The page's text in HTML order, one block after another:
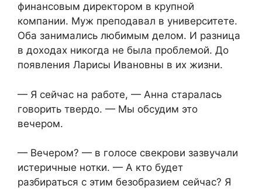
финансовым директором в крупной
компании. Муж преподавал в университете.
Оба занимались любимым делом. И разница
в доходах никогда не была проблемой. До
появления Ларисы Ивановны в их жизни.
— Я сейчас на работе, — Анна старалась
говорить твердо. — Мы обсудим это
вечером.
— Вечером? — в голосе свекрови зазвучали
истеричные нотки. — А кто будет
разбираться с этим безобразием сейчас? Я